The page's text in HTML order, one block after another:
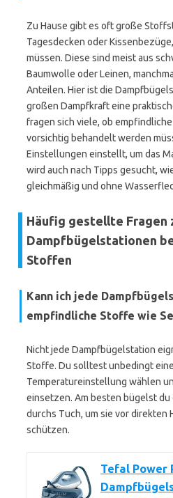
Zu Hause gibt es oft große
Tagesdecken oder
müssen. Diese sind meist aus
Baumwolle oder Leinen,
Anteilen. Hier ist die
großen Dampfkraft eine
fragen sich viele, ob
vorsichtig behandelt werden
Einstellungen einstellt, um das
wird auch nach Tipps gesucht,
gleichmäßig und ohne
Häufig gestellte Fragen
Dampfbügelstationen
Stoffen
Kann ich jede
empfindliche Stoffe wie
Nicht jede Dampfbügelstation
Stoffe. Du solltest unbedingt
Temperatureinstellung wählen
einsetzen. Am besten bügelst
durchs Tuch, um sie vor direkten
schützen.
Tefal Power